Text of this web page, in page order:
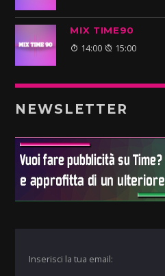
MIX TIME90
14:00 15:00
NEWSLETTER
Inserisci la tua email: